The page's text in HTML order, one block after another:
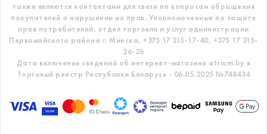
также являются контактами для связи по вопросам обращения
покупателей о нарушении их прав. Уполномоченные по защите
прав потребителей: отдел торговли и услуг администрации
Первомайского района г. Минска, +375 17 215-17-40, +375 17 215-
26-26
Дата включения сведений об интернет-магазине atrium.by в
Торговый реестр Республики Беларусь - 06.05.2025 №748434